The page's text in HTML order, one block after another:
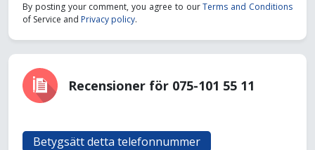
By posting your comment, you agree to ourTerms and Conditions
of Service and Privacy policy.
Recensioner för 075-101 55 11
Betygsätt detta telefonnummer